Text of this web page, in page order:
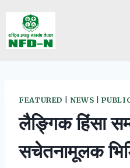
content
FEATURED NEWS |
लैङ्गिक हिंसा
सचेतनामूलक